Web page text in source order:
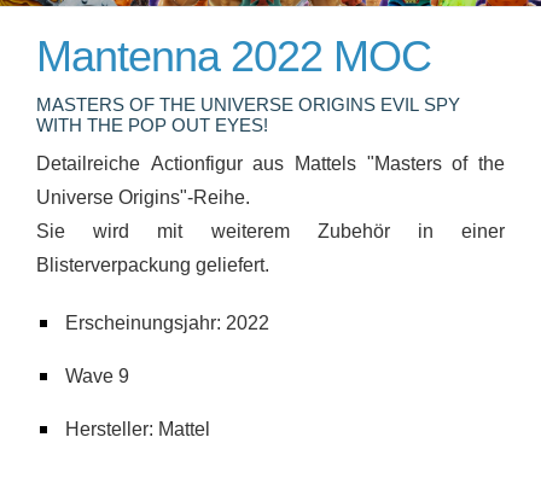
Mantenna 2022 MOC
MASTERS OF THE UNIVERSE ORIGINS EVIL SPY
WITH THE POP OUT EYES!
Detailreiche Actionfigur aus Mattels "Masters of the
Universe Origins"-Reihe.
Sie wird mit weiterem Zubehör in einer
Blisterverpackung geliefert.
Erscheinungsjahr: 2022
Wave 9
Hersteller: Mattel